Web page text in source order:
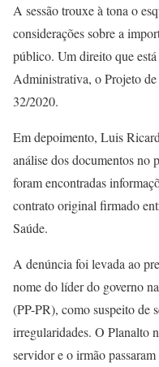
A sessão trouxe à tona o
considerações sobre a
público. Um direito que
Administrativa, o Projeto
32/2020.
Em depoimento, Luis
análise dos documentos no
foram encontradas
contrato original firmado
Saúde.
A denúncia foi levada ao
nome do líder do governo
(PP-PR), como suspeito de
irregularidades. O Planalto
servidor e o irmão